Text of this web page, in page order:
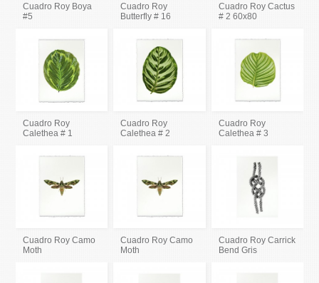
Cuadro Roy Boya
#5
Cuadro Roy
Butterfly # 16
Cuadro Roy Cactus
# 2 60x80
Cuadro Roy
Calethea # 1
Cuadro Roy
Calethea # 2
Cuadro Roy
Calethea # 3
Cuadro Roy Camo
Moth
Cuadro Roy Camo
Moth
Cuadro Roy Carrick
Bend Gris